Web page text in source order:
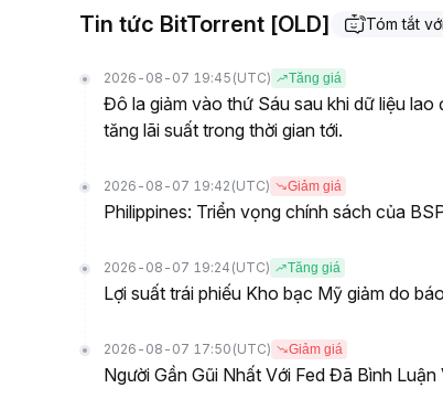
Tin tức BitTorrent [OLD] Tóm tắt
2026-08-07 19:45 (UTC) Tăng giá
Đô la giảm vào thứ Sáu sau khi dữ liệu
tăng lãi suất trong thời gian tới.
2026-08-07 19:42 (UTC) Giảm giá
Philippines: Triển vọng chính sách của
2026-08-07 19:24 (UTC) Tăng giá
Lợi suất trái phiếu Kho bạc Mỹ giảm do
2026-08-07 17:50 (UTC) Giảm giá
Người Gần Gũi Nhất Với Fed Đã Bình